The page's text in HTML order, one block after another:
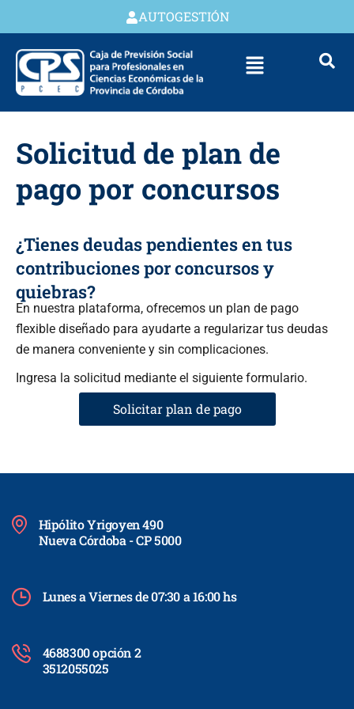
AUTOGESTIÓN
Solicitud de plan de
pago por concursos
¿Tienes deudas pendientes en tus
contribuciones por concursos y
quiebras?
En nuestra plataforma, ofrecemos un plan de pago
flexible diseñado para ayudarte a regularizar tus deudas
de manera conveniente y sin complicaciones.
Ingresa la solicitud mediante el siguiente formulario.
Solicitar plan de pago
Hipólito Yrigoyen 490
Nueva Córdoba - CP 5000
Lunes a Viernes de 07:30 a 16:00 hs
4688300 opción 2
3512055025